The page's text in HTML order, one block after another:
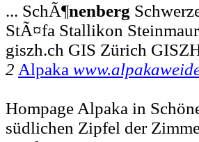
... SchÃ¶nenberg
StÃ¤fa Stallikon
giszh.ch GIS Zürich
2 Alpaka
Hompage Alpaka in
südlichen Zipfel der